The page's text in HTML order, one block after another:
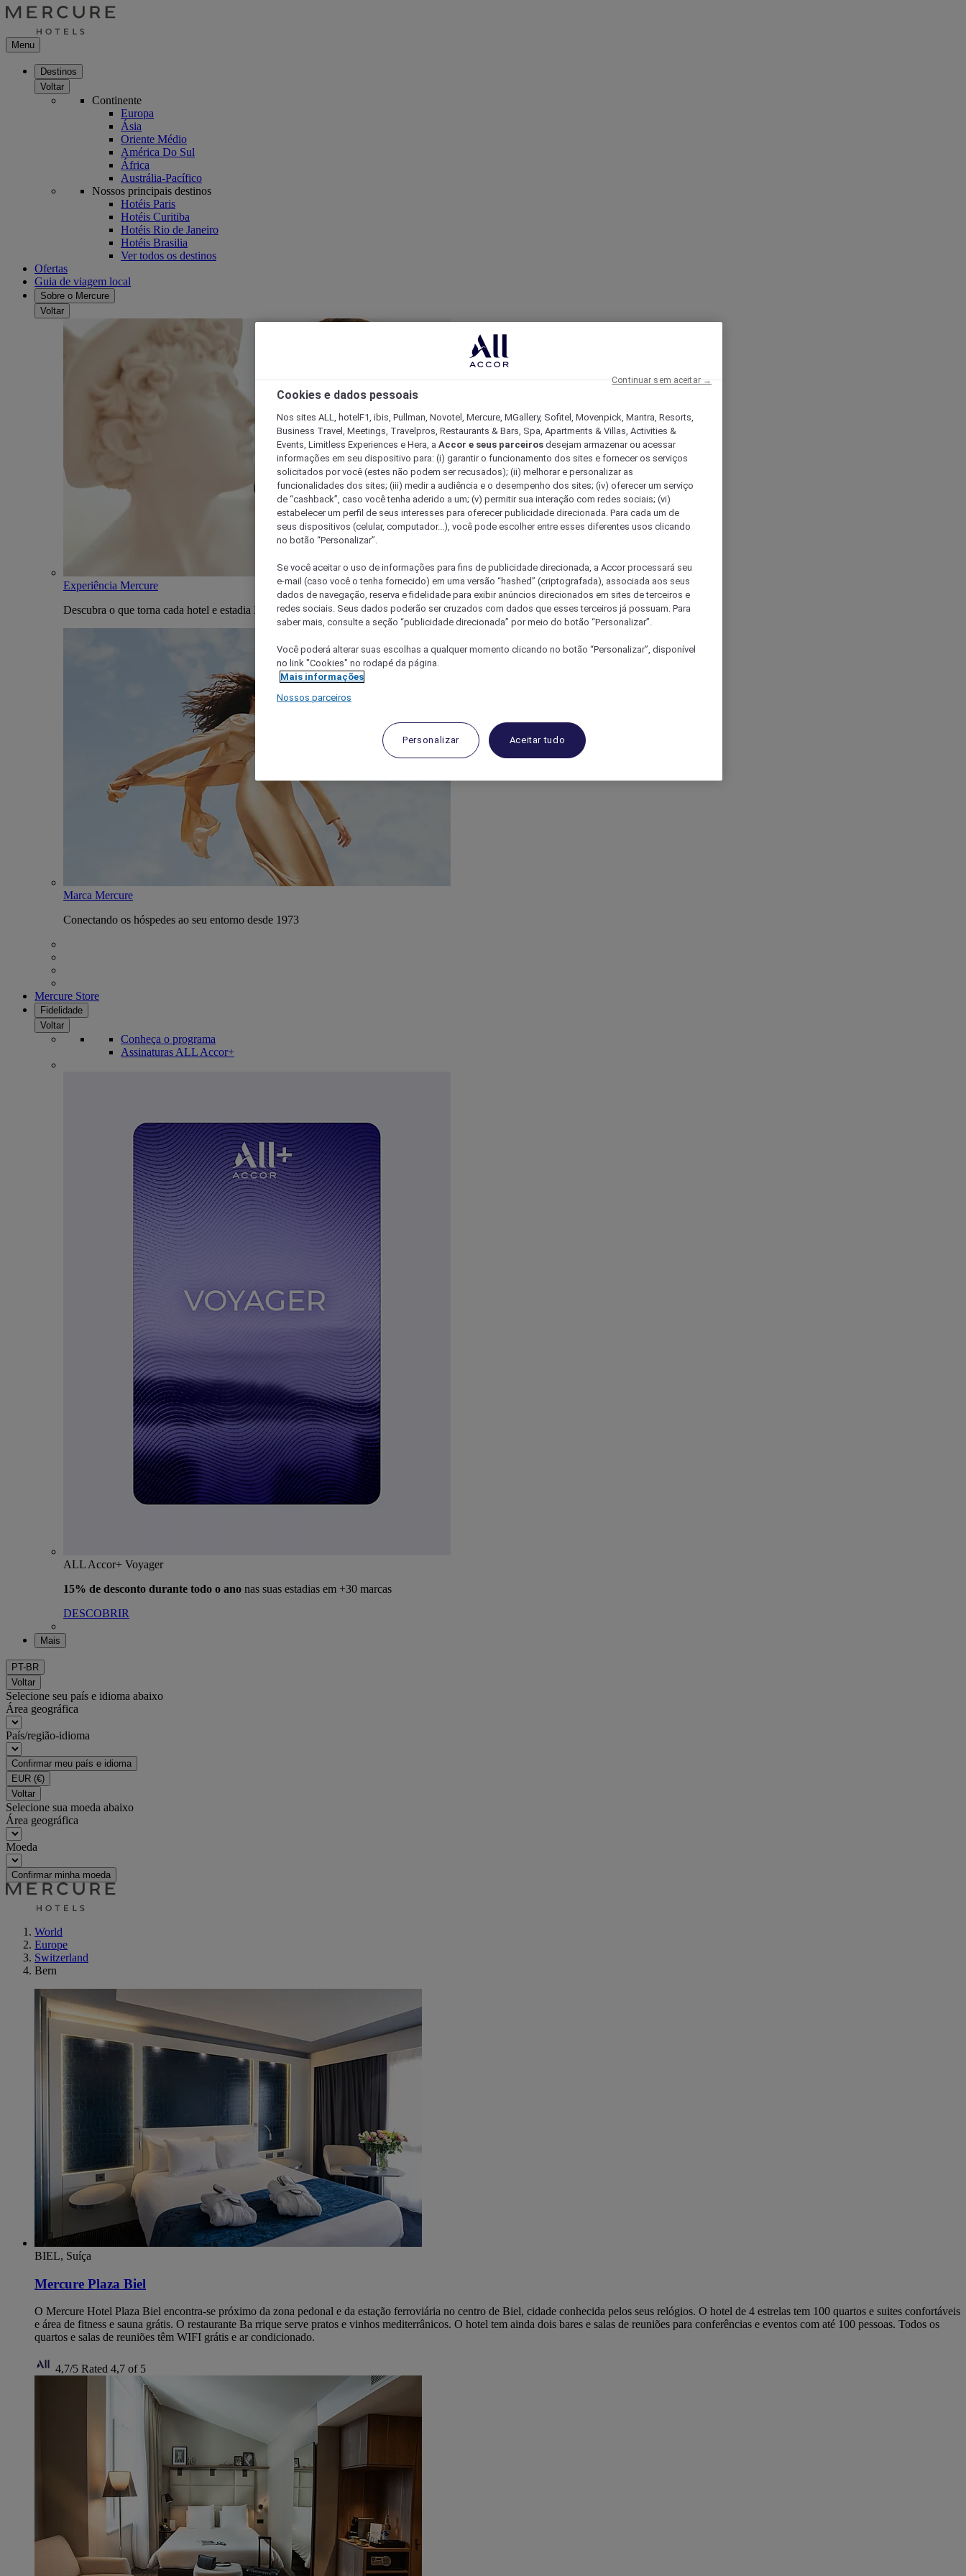
Menu
Destinos
Voltar
Continente
Europa
Ásia
Oriente Médio
América Do Sul
África
Austrália-Pacífico
Nossos principais destinos
Hotéis Paris
Hotéis Curitiba
Hotéis Rio de Janeiro
Hotéis Brasilia
Ver todos os destinos
Ofertas
Guia de viagem local
Sobre o Mercure
Voltar
Experiência Mercure
Descubra o que torna cada hotel e estadia Mercure única
Marca Mercure
Conectando os hóspedes ao seu entorno desde 1973
Mercure Store
Fidelidade
Voltar
Conheça o programa
Assinaturas ALL Accor+
ALL Accor+ Voyager
15% de desconto durante todo o ano nas suas estadias em +30 marcas
DESCOBRIR
Mais
PT-BR
Voltar
Selecione seu país e idioma abaixo
Área geográfica
País/região-idioma
Confirmar meu país e idioma
EUR (€)
Voltar
Selecione sua moeda abaixo
Área geográfica
Moeda
Confirmar minha moeda
World
Europe
Switzerland
Bern
BIEL, Suíça
Mercure Plaza Biel
O Mercure Hotel Plaza Biel encontra-se próximo da zona pedonal e da estação ferroviária no centro de Biel, cidade conhecida pelos seus relógios. O hotel de 4 estrelas tem 100 quartos e suites confortáveis
e área de fitness e sauna grátis. O restaurante Ba rrique serve pratos e vinhos mediterrânicos. O hotel tem ainda dois bares e salas de reuniões para conferências e eventos com até 100 pessoas. Todos os
quartos e salas de reuniões têm WIFI grátis e ar condicionado.
4,7/5 Rated 4,7 of 5
Cookies e dados pessoais
Nos sites ALL, hotelF1, ibis, Pullman, Novotel, Mercure, MGallery, Sofitel, Movenpick, Mantra, Resorts,
Business Travel, Meetings, Travelpros, Restaurants & Bars, Spa, Apartments & Villas, Activities &
Events, Limitless Experiences e Hera, a Accor e seus parceiros desejam armazenar ou acessar
informações em seu dispositivo para: (i) garantir o funcionamento dos sites e fornecer os serviços
solicitados por você (estes não podem ser recusados); (ii) melhorar e personalizar as
funcionalidades dos sites; (iii) medir a audiência e o desempenho dos sites; (iv) oferecer um serviço
de “cashback”, caso você tenha aderido a um; (v) permitir sua interação com redes sociais; (vi)
estabelecer um perfil de seus interesses para oferecer publicidade direcionada. Para cada um de
seus dispositivos (celular, computador...), você pode escolher entre esses diferentes usos clicando
no botão “Personalizar”.
Se você aceitar o uso de informações para fins de publicidade direcionada, a Accor processará seu
e-mail (caso você o tenha fornecido) em uma versão “hashed” (criptografada), associada aos seus
dados de navegação, reserva e fidelidade para exibir anúncios direcionados em sites de terceiros e
redes sociais. Seus dados poderão ser cruzados com dados que esses terceiros já possuam. Para
saber mais, consulte a seção “publicidade direcionada” por meio do botão “Personalizar”.
Você poderá alterar suas escolhas a qualquer momento clicando no botão “Personalizar”, disponível
no link "Cookies" no rodapé da página.
Mais informações
Nossos parceiros
Personalizar Aceitar tudo
Continuar sem aceitar →